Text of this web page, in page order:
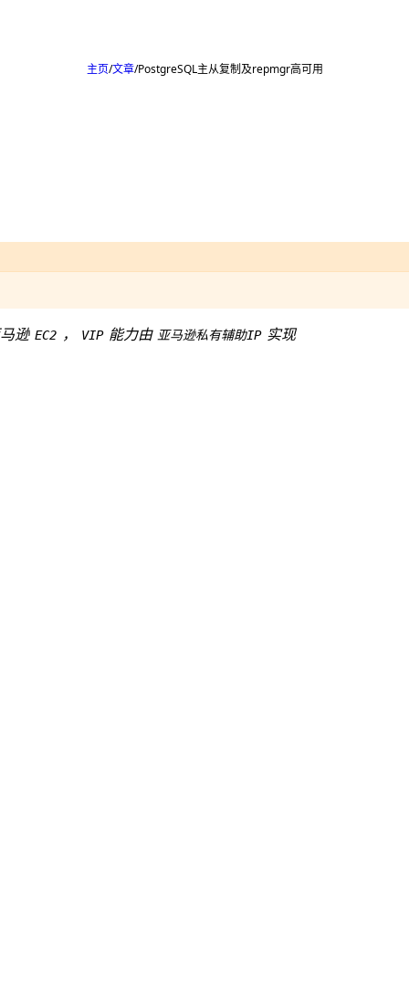
主页 文章 PostgreSQL主从复制及repmgr高可用
逊 EC2 ， VIP 能力由 亚马逊私有辅助IP 实现